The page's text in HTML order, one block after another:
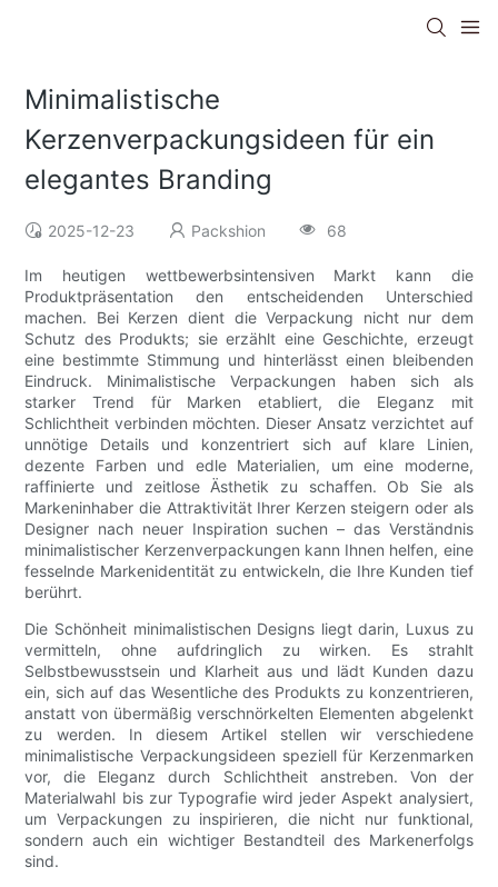
Minimalistische
Kerzenverpackungsideen für ein
elegantes Branding
2025-12-23 Packshion 68
Im heutigen wettbewerbsintensiven Markt kann die
Produktpräsentation den entscheidenden Unterschied
machen. Bei Kerzen dient die Verpackung nicht nur dem
Schutz des Produkts; sie erzählt eine Geschichte, erzeugt
eine bestimmte Stimmung und hinterlässt einen bleibenden
Eindruck. Minimalistische Verpackungen haben sich als
starker Trend für Marken etabliert, die Eleganz mit
Schlichtheit verbinden möchten. Dieser Ansatz verzichtet auf
unnötige Details und konzentriert sich auf klare Linien,
dezente Farben und edle Materialien, um eine moderne,
raffinierte und zeitlose Ästhetik zu schaffen. Ob Sie als
Markeninhaber die Attraktivität Ihrer Kerzen steigern oder als
Designer nach neuer Inspiration suchen – das Verständnis
minimalistischer Kerzenverpackungen kann Ihnen helfen, eine
fesselnde Markenidentität zu entwickeln, die Ihre Kunden tief
berührt.
Die Schönheit minimalistischen Designs liegt darin, Luxus zu
vermitteln, ohne aufdringlich zu wirken. Es strahlt
Selbstbewusstsein und Klarheit aus und lädt Kunden dazu
ein, sich auf das Wesentliche des Produkts zu konzentrieren,
anstatt von übermäßig verschnörkelten Elementen abgelenkt
zu werden. In diesem Artikel stellen wir verschiedene
minimalistische Verpackungsideen speziell für Kerzenmarken
vor, die Eleganz durch Schlichtheit anstreben. Von der
Materialwahl bis zur Typografie wird jeder Aspekt analysiert,
um Verpackungen zu inspirieren, die nicht nur funktional,
sondern auch ein wichtiger Bestandteil des Markenerfolgs
sind.